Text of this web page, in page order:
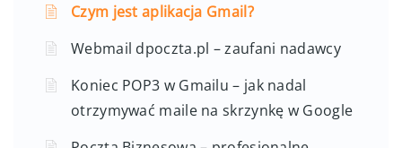
Czym jest aplikacja Gmail?
Webmail dpoczta.pl – zaufani nadawcy
Koniec POP3 w Gmailu – jak nadal
otrzymywać maile na skrzynkę w Google